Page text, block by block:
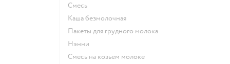
смесь
каша безмолочная
пакеты для грудного молока
нэнни
смесь на козьем молоке